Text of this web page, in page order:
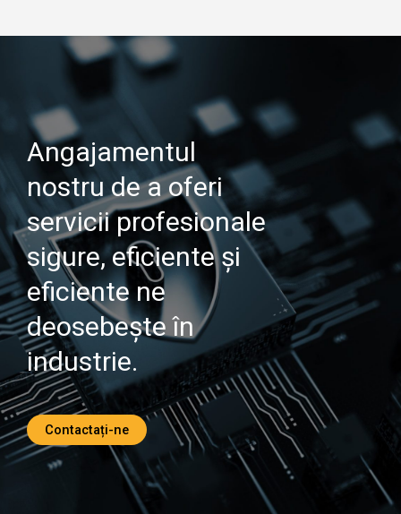
Angajamentul
nostru de a oferi
servicii profesionale
sigure, eficiente și
eficiente ne
deosebește în
industrie.
Contactați-ne